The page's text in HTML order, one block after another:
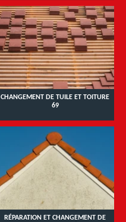
CHANGEMENT DE TUILE ET TOITURE
69
RÉPARATION ET CHANGEMENT DE